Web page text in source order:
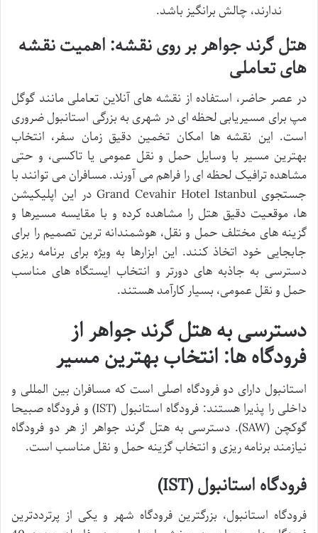
ندارند، چالش برانگیز باشد.
هتل گرند جواهر بر روی نقشه: اهمیت نقشه
های تعاملی
در عصر حاضر، استفاده از نقشه های آنلاین تعاملی مانند گوگل
مپ برای مسیریابی لحظه ای در شهری به بزرگی استانبول ضروری
است. این نقشه ها امکان تخمین دقیق زمان سفر، انتخاب
بهترین مسیر با وسایل حمل و نقل عمومی یا تاکسی، و حتی
مشاهده ترافیک لحظه ای را فراهم می آورند. مسافران می توانند با
جستجوی Grand Cevahir Hotel Istanbul در این اپلیکیشن
ها، موقعیت دقیق هتل را مشاهده کرده و با مقایسه مسیرها و
گزینه های مختلف حمل و نقل، هوشمندانه ترین تصمیم را برای
جابجایی خود اتخاذ کنند. این ابزارها به ویژه برای برنامه ریزی
دسترسی به جاذبه های دورتر و انتخاب ایستگاه های مناسب
حمل و نقل عمومی، بسیار کارآمد هستند.
دسترسی به هتل گرند جواهر از
فرودگاه ها: انتخاب بهترین مسیر
استانبول دارای دو فرودگاه اصلی است که مسافران بین المللی و
داخلی را پذیرا هستند: فرودگاه استانبول (IST) و فرودگاه صبیحا
گوکچن (SAW). دسترسی به هتل گرند جواهر از هر دو فرودگاه
نیازمند برنامه ریزی و انتخاب گزینه حمل و نقل مناسب است.
فرودگاه استانبول (IST)
فرودگاه استانبول، بزرگترین فرودگاه شهر و یکی از پرترددترین